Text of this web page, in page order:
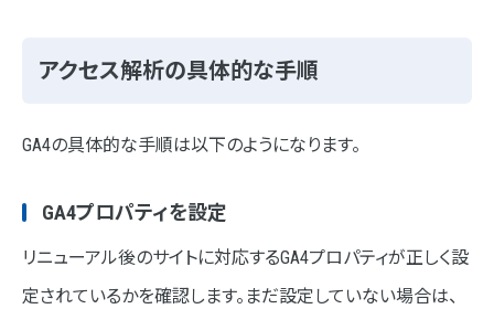
アクセス解析の具体的な手順
GA4の具体的な手順は以下のようになります。
GA4プロパティを設定
リニューアル後のサイトに対応するGA4プロパティが正しく設
定されているかを確認します。まだ設定していない場合は、